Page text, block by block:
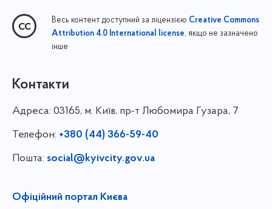
Весь контент доступний за ліцензією Creative Commons
Attribution 4.0 International license, якщо не зазначено
інше
Контакти
Адреса: 03165, м. Київ, пр-т Любомира Гузара, 7
Телефон: +380 (44) 366-59-40
Пошта: social@kyivcity.gov.ua
Офіційний портал Києва